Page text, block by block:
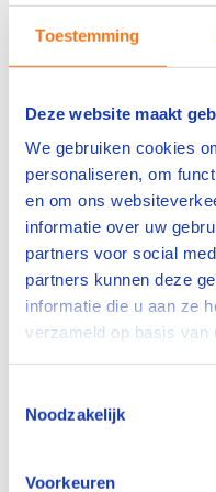
Toestemming
Deze website maakt
We gebruiken cookies
personaliseren, om
en om ons
informatie over uw
partners voor social
partners kunnen deze
informatie die u aan ze
verzameld op basis van
Noodzakelijk
Voorkeuren
werkinstructies
Rapporteren:
rapporteren.
Inhoud
Investeer in
expertise in
jouw ervaren